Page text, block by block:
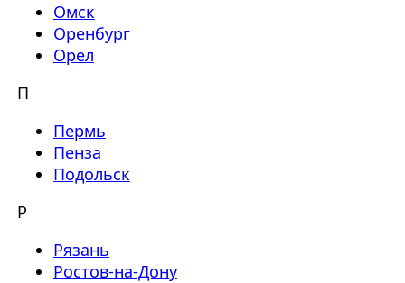
Омск
Оренбург
Орел
П
Пермь
Пенза
Подольск
Р
Рязань
Ростов-на-Дону